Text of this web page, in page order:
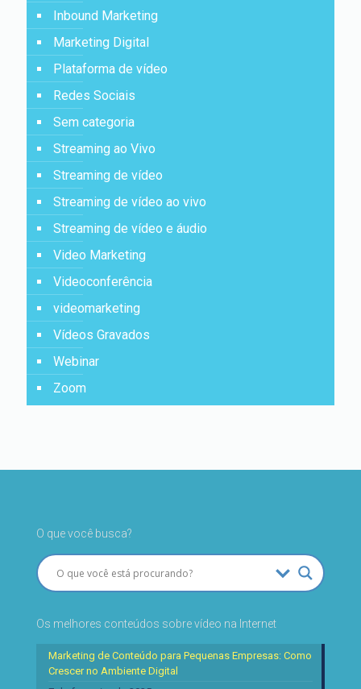
Inbound Marketing
Marketing Digital
Plataforma de vídeo
Redes Sociais
Sem categoria
Streaming ao Vivo
Streaming de vídeo
Streaming de vídeo ao vivo
Streaming de vídeo e áudio
Video Marketing
Videoconferência
videomarketing
Vídeos Gravados
Webinar
Zoom
O que você busca?
Os melhores conteúdos sobre vídeo na Internet
Marketing de Conteúdo para Pequenas Empresas: Como
Crescer no Ambiente Digital